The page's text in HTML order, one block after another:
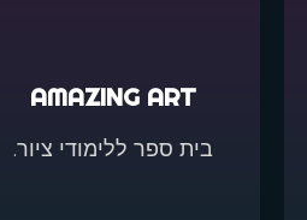
AMAZING ART
בית ספר ללימודי ציור.